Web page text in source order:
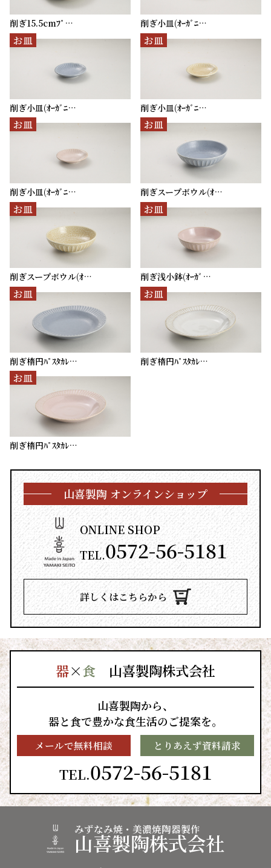
削ぎ15.5cmﾌﾟ… 削ぎ小皿(ｵｰｶﾞﾆ…
お皿
削ぎ小皿(ｵｰｶﾞﾆ…
お皿
削ぎ小皿(ｵｰｶﾞﾆ…
お皿
削ぎ小皿(ｵｰｶﾞﾆ…
お皿
削ぎスープボウル(ｵ…
お皿
削ぎスープボウル(ｵ…
お皿
削ぎ浅小鉢(ｵｰｶﾞ…
お皿
削ぎ楕円ﾊﾟｽﾀｶﾚ…
お皿
削ぎ楕円ﾊﾟｽﾀｶﾚ…
お皿
削ぎ楕円ﾊﾟｽﾀｶﾚ…
山喜製陶 オンラインショップ
ONLINE SHOP
TEL.0572-56-5181
詳しくはこちらから
器×食 山喜製陶株式会社
山喜製陶から、
器と食で豊かな食生活のご提案を。
メールで無料相談 とりあえず資料請求
TEL.0572-56-5181
みずなみ焼・美濃焼陶器製作
山喜製陶株式会社